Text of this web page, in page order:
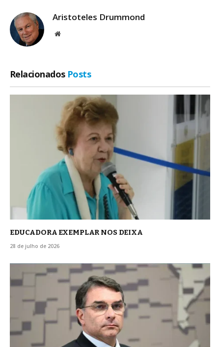
Aristoteles Drummond
Site
Relacionados Posts
EDUCADORA EXEMPLAR NOS DEIXA
28 de julho de 2026